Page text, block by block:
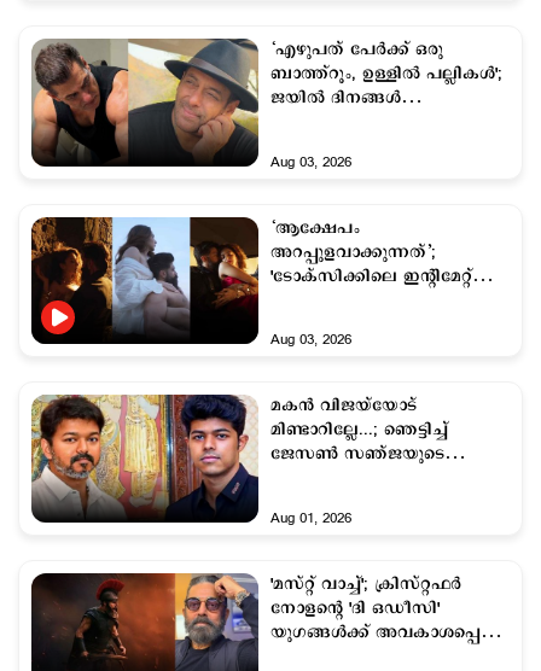
‘എഴുപത് പേര്‍ക്ക് ഒരു
ബാത്ത്റൂം, ഉള്ളില്‍ പല്ലികള്‍';
ജയിൽ ദിനങ്ങൾ
Aug 03, 2026
‘ആക്ഷേപം
അറപ്പുളവാക്കുന്നത്’;
'ടോക്സിക്കിലെ ഇന്‍റിമേറ്റ്
ആക്രമണം; പ്രതികരിച്ച് ഹുമ
Aug 03, 2026
മകന്‍ വിജയ്‍യോട്
മിണ്ടാറില്ലേ...; ഞെട്ടിച്ച്
ജേസണ്‍ സഞ്ജയുടെ
ആഗ്രഹം
Aug 01, 2026
'മസ്റ്റ് വാച്ച്'; ക്രിസ്റ്റഫർ
നോളന്‍റെ 'ദി ഒഡീസി'
യുഗങ്ങള്‍ക്ക് അവകാശപ്പെട്ട